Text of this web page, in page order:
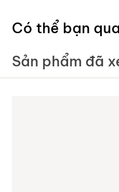
Có thể bạn
Sản phẩm đã